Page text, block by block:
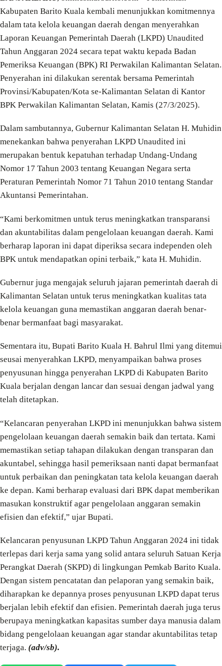
Kabupaten Barito Kuala kembali menunjukkan komitmennya
dalam tata kelola keuangan daerah dengan menyerahkan
Laporan Keuangan Pemerintah Daerah (LKPD) Unaudited
Tahun Anggaran 2024 secara tepat waktu kepada Badan
Pemeriksa Keuangan (BPK) RI Perwakilan Kalimantan Selatan.
Penyerahan ini dilakukan serentak bersama Pemerintah
Provinsi/Kabupaten/Kota se-Kalimantan Selatan di Kantor
BPK Perwakilan Kalimantan Selatan, Kamis (27/3/2025).
Dalam sambutannya, Gubernur Kalimantan Selatan H. Muhidin
menekankan bahwa penyerahan LKPD Unaudited ini
merupakan bentuk kepatuhan terhadap Undang-Undang
Nomor 17 Tahun 2003 tentang Keuangan Negara serta
Peraturan Pemerintah Nomor 71 Tahun 2010 tentang Standar
Akuntansi Pemerintahan.
“Kami berkomitmen untuk terus meningkatkan transparansi
dan akuntabilitas dalam pengelolaan keuangan daerah. Kami
berharap laporan ini dapat diperiksa secara independen oleh
BPK untuk mendapatkan opini terbaik,” kata H. Muhidin.
Gubernur juga mengajak seluruh jajaran pemerintah daerah di
Kalimantan Selatan untuk terus meningkatkan kualitas tata
kelola keuangan guna memastikan anggaran daerah benar-
benar bermanfaat bagi masyarakat.
Sementara itu, Bupati Barito Kuala H. Bahrul Ilmi yang ditemui
seusai menyerahkan LKPD, menyampaikan bahwa proses
penyusunan hingga penyerahan LKPD di Kabupaten Barito
Kuala berjalan dengan lancar dan sesuai dengan jadwal yang
telah ditetapkan.
“Kelancaran penyerahan LKPD ini menunjukkan bahwa sistem
pengelolaan keuangan daerah semakin baik dan tertata. Kami
memastikan setiap tahapan dilakukan dengan transparan dan
akuntabel, sehingga hasil pemeriksaan nanti dapat bermanfaat
untuk perbaikan dan peningkatan tata kelola keuangan daerah
ke depan. Kami berharap evaluasi dari BPK dapat memberikan
masukan konstruktif agar pengelolaan anggaran semakin
efisien dan efektif,” ujar Bupati.
Kelancaran penyusunan LKPD Tahun Anggaran 2024 ini tidak
terlepas dari kerja sama yang solid antara seluruh Satuan Kerja
Perangkat Daerah (SKPD) di lingkungan Pemkab Barito Kuala.
Dengan sistem pencatatan dan pelaporan yang semakin baik,
diharapkan ke depannya proses penyusunan LKPD dapat terus
berjalan lebih efektif dan efisien. Pemerintah daerah juga terus
berupaya meningkatkan kapasitas sumber daya manusia dalam
bidang pengelolaan keuangan agar standar akuntabilitas tetap
terjaga. (adv/sb).